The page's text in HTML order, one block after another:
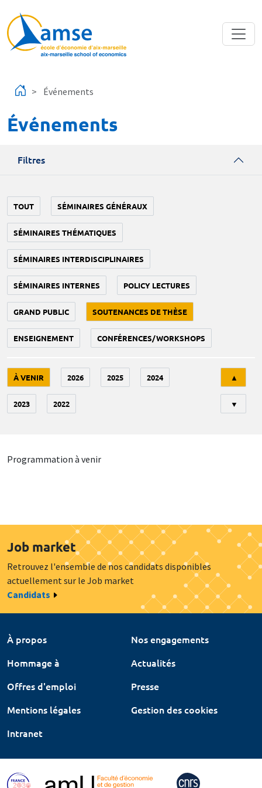
Événements
Événements
Filtres
TOUT SÉMINAIRES GÉNÉRAUX
SÉMINAIRES THÉMATIQUES
SÉMINAIRES INTERDISCIPLINAIRES
SÉMINAIRES INTERNES POLICY LECTURES
GRAND PUBLIC SOUTENANCES DE THÈSE
ENSEIGNEMENT CONFÉRENCES/WORKSHOPS
À VENIR 2026 2025 2024
2023 2022
▲
▼
Programmation à venir
Job market
Retrouvez l'ensemble de nos candidats disponibles
actuellement sur le Job market
Candidats
À propos
Nos engagements
Hommage à
Actualités
Offres d'emploi
Presse
Mentions légales
Gestion des cookies
Intranet